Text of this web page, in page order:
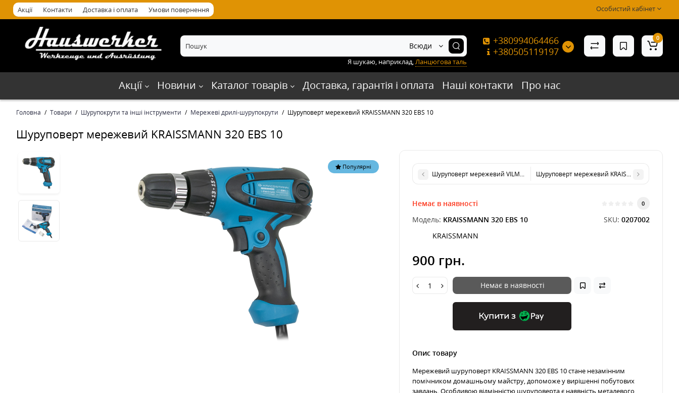
Акції Контакти Доставка і оплата Умови повернення Особистий кабінет
+380994064466
+380505119197
Всюди
Я шукаю, наприклад, Ланцюгова таль
0
Акції Новини Каталог товарів Доставка, гарантія і оплата Наші контакти Про нас
Головна Товари Шурупокрути та інші інструменти Мережеві дрилі-шурупокрути Шуруповерт мережевий KRAISSMANN 320 EBS 10
Шуруповерт мережевий KRAISSMANN 320 EBS 10
Популярні
Шуруповерт мережевий VILMAS 280-DD-10/2Шуруповерт мережевий KRAISSMANN 400 EBS
Немає в наявності 0
Модель: KRAISSMANN 320 EBS 10 SKU: 0207002
KRAISSMANN
900 грн.
Немає в наявності
Купити з
Опис товару
Мережевий шуруповерт KRAISSMANN 320 EBS 10 стане незамінним
помічником домашньому майстру, допоможе у вирішенні побутових
завдань. Особливою відмінністю шуруповерта є наявність металевого